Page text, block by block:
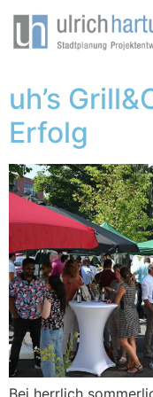
uh’s
Erfolg
Bei herrlich